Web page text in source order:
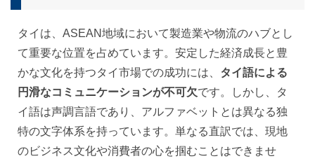
タイは、ASEAN地域において製造業や物流のハブとし
て重要な位置を占めています。安定した経済成長と豊
かな文化を持つタイ市場での成功には、 タイ語による
円滑なコミュニケーションが不可欠です。しかし、タ
イ語は声調言語であり、アルファベットとは異なる独
特の文字体系を持っています。単なる直訳では、現地
のビジネス文化や消費者の心を掴むことはできませ